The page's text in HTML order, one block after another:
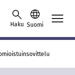
Haku Suomi